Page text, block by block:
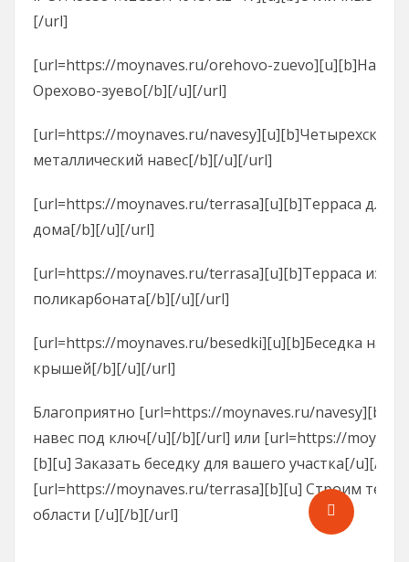
[/url]
[url=https://moynaves.ru/orehovo-
Орехово-зуево[/b][/u][/url]
[url=https://moynaves.ru/
металлический навес[/b][/u][/url]
[url=https://moynaves.ru/terrasa][u][b]Терраса для
дома[/b][/u][/url]
[url=https://moynaves.ru/terrasa][u][b]Терраса из
поликарбоната[/b][/u][/url]
[url=https://moynaves.ru/besedki][u][b]Беседка на
крышей[/b][/u][/url]
Благоприятно [url=https://moynaves.ru/navesy][b][u]
навес под ключ[/u][/b][/url] или [url=https://
[b][u] Заказать беседку для вашего участка[/u][/
[url=https://moynaves.ru/terrasa][b][u] Строим
области [/u][/b][/url]